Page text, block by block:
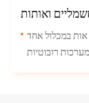
ואותות
במכלול אחד